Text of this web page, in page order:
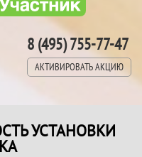
8 (495) 755-77-47
АКТИВИРОВАТЬ АКЦИЮ
УСТАНОВКИ